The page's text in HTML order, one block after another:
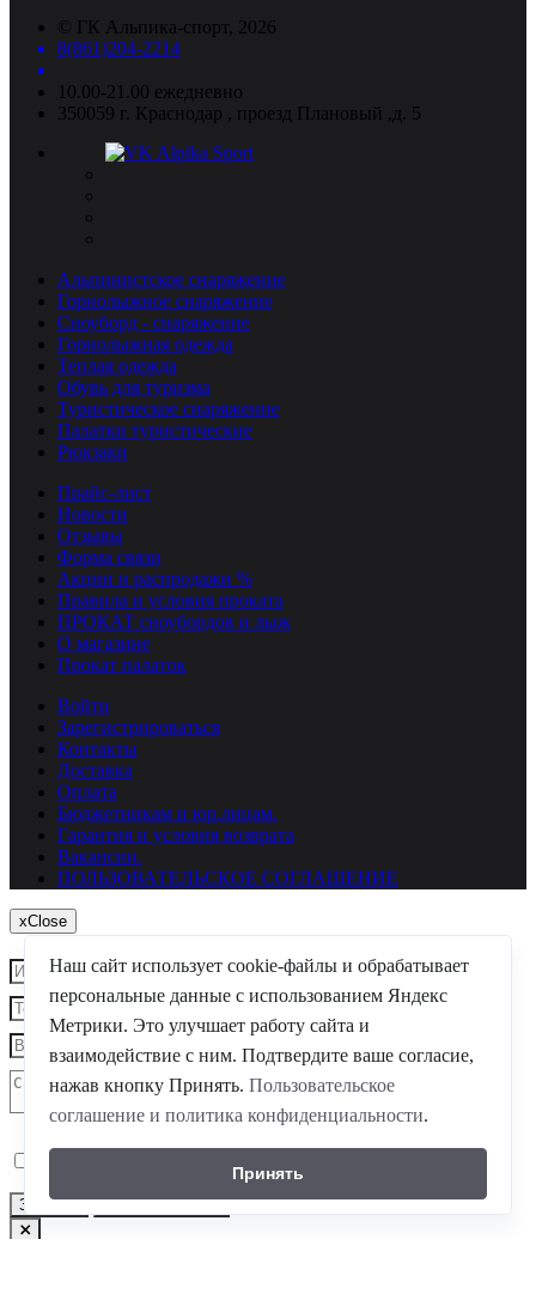
© ГК Альпика-спорт, 2026
8(861)204-2214
10.00-21.00 ежедневно
350059 г. Краснодар , проезд Плановый ,д. 5
Альпинистское снаряжение
Горнолыжное снаряжение
Сноуборд - снаряжение
Горнолыжная одежда
Теплая одежда
Обувь для туризма
Туристическое снаряжение
Палатки туристические
Рюкзаки
Прайс-лист
Новости
Отзывы
Форма связи
Акции и распродажи %
Правила и условия проката
ПРОКАТ сноубордов и лыж
О магазине
Прокат палаток
Войти
Зарегистрироваться
Контакты
Доставка
Оплата
Бюджетникам и юр.лицам.
Гарантия и условия возврата
Вакансии.
ПОЛЬЗОВАТЕЛЬСКОЕ СОГЛАШЕНИЕ
xClose
на обработку моих персональных данных
Закрыть Заказать звонок
Наш сайт использует cookie-файлы и обрабатывает
персональные данные с использованием Яндекс
Метрики. Это улучшает работу сайта и
взаимодействие с ним. Подтвердите ваше согласие,
нажав кнопку Принять. Пользовательское
соглашение и политика конфиденциальности.
Принять